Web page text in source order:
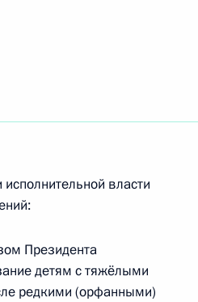
власти
Президента
детям с тяжёлыми
редкими (орфанными)